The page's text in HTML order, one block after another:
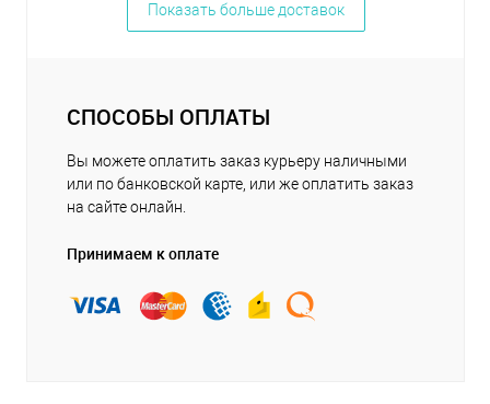
Показать больше доставок
СПОСОБЫ ОПЛАТЫ
Вы можете оплатить заказ курьеру наличными
или по банковской карте, или же оплатить заказ
на сайте онлайн.
Принимаем к оплате